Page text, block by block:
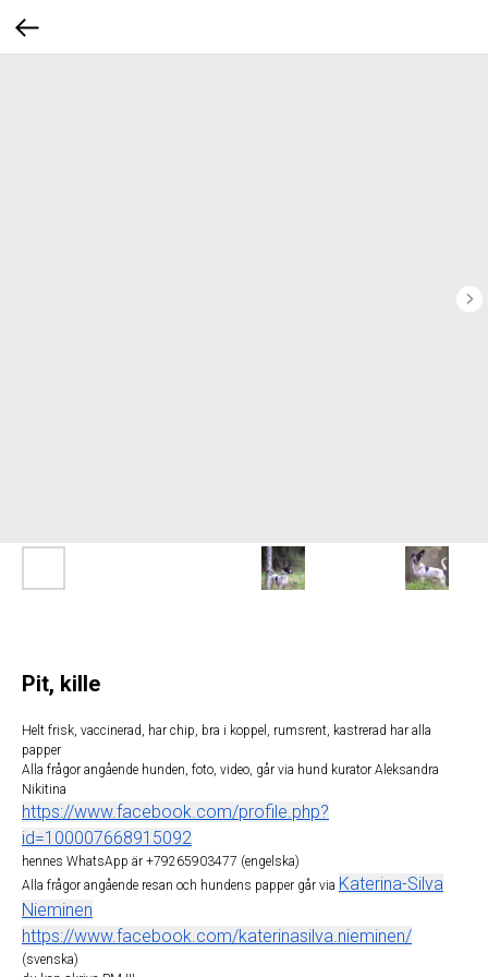
Pit, kille
Helt frisk, vaccinerad, har chip, bra i koppel, rumsrent, kastrerad har alla
papper
Alla frågor angående hunden, foto, video, går via hund kurator Aleksandra
Nikitina
https://www.facebook.com/profile.php?
id=100007668915092
hennes WhatsApp är +79265903477 (engelska)
Alla frågor angående resan och hundens papper går via Katerina-Silva
Nieminen
https://www.facebook.com/katerinasilva.nieminen/
(svenska)